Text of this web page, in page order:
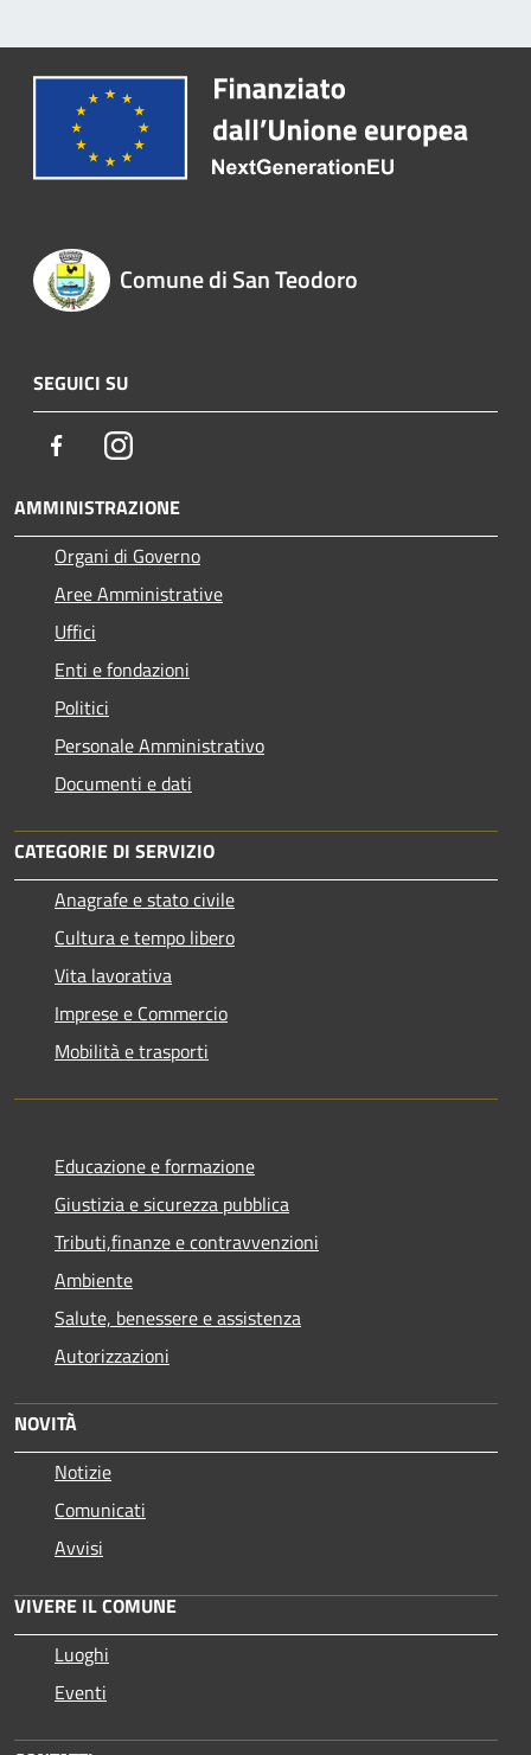
Comune di San Teodoro
SEGUICI SU
FacebookInstagram
AMMINISTRAZIONE
Organi di Governo
Aree Amministrative
Uffici
Enti e fondazioni
Politici
Personale Amministrativo
Documenti e dati
CATEGORIE DI SERVIZIO
Anagrafe e stato civile
Cultura e tempo libero
Vita lavorativa
Imprese e Commercio
Mobilità e trasporti
Educazione e formazione
Giustizia e sicurezza pubblica
Tributi,finanze e contravvenzioni
Ambiente
Salute, benessere e assistenza
Autorizzazioni
NOVITÀ
Notizie
Comunicati
Avvisi
VIVERE IL COMUNE
Luoghi
Eventi